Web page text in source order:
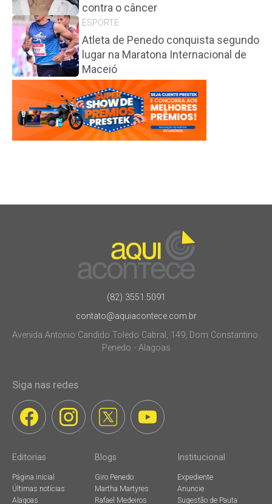
contra o câncer
ESPORTE
Atleta de Penedo conquista segundo
lugar na Maratona Internacional de
Maceió
(82) 3551.5091
contato@aquiacontece.com.br
Avenida Antonio Candido Toledo Cabral, 149, Dom Constantino.
Penedo - Alagoas
Siga nas redes
Editorias
Página inicial
Últimas notícias
Alagoas
Blogs
Giro Penedo
Martha Martyres
Rafael Medeiros
Institucional
Expediente
Anuncie
Sugestão de Pauta